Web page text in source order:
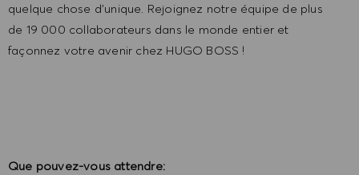
quelque chose d'unique. Rejoignez notre équipe de plus
de 19 000 collaborateurs dans le monde entier et
façonnez votre avenir chez HUGO BOSS !
Que pouvez-vous attendre: